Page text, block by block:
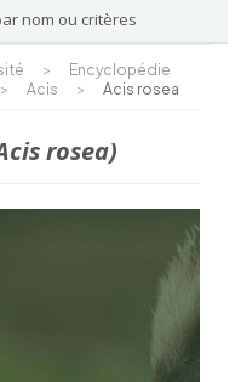
nom ou critères
>
Encyclopédie
> Acis > Acis rosea
rosea)